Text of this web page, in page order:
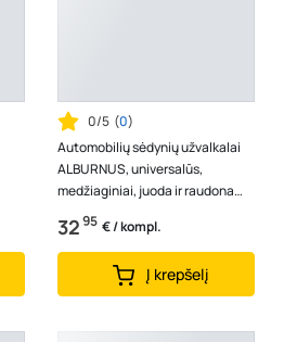
0/5 (0)
Automobilių sėdynių užvalkalai
ALBURNUS, universalūs,
medžiaginiai, juoda ir raudona
spalva, komplektas
3295 € / kompl.
Į krepšelį